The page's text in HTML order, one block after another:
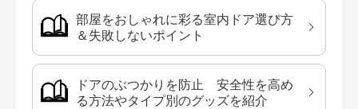
部屋をおしゃれに彩る室内ドア選び方
＆失敗しないポイント
ドアのぶつかりを防止 安全性を高め
る方法やタイプ別のグッズを紹介